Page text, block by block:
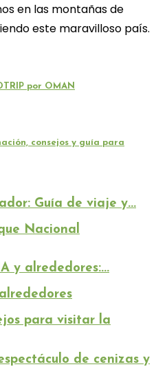
en las montañas de
este maravilloso país.
por OMAN
consejos y guía para
Guía de viaje y...
Nacional
y alrededores:...
para visitar la
de cenizas y